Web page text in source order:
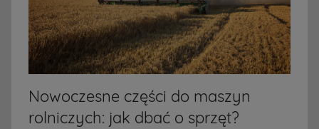
Nowoczesne części do maszyn
rolniczych: jak dbać o sprzęt?